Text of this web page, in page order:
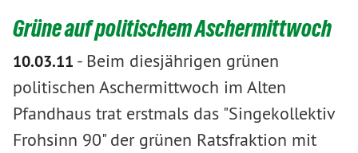
Grüne auf politischem Aschermittwoch
10.03.11 - Beim diesjährigen grünen
politischen Aschermittwoch im Alten
Pfandhaus trat erstmals das "Singekollektiv
Frohsinn 90" der grünen Ratsfraktion mit